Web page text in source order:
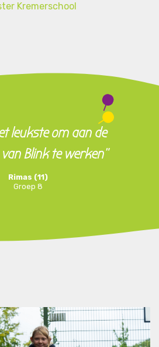
Kremerschool
leukste om aan de
Blink te werken"
Rimas (11)
Groep 8